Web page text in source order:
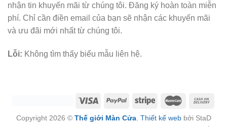
nhận tin khuyến mãi từ chúng tôi. Đăng ký hoàn toàn miễn
phí. Chỉ cần điền email của bạn sẽ nhận các khuyến mãi
và ưu đãi mới nhất từ chúng tôi.
Lỗi: Không tìm thấy biểu mẫu liên hệ.
Copyright 2026 © Thế giới Màn Cửa. Thiết kế webbởi StaD